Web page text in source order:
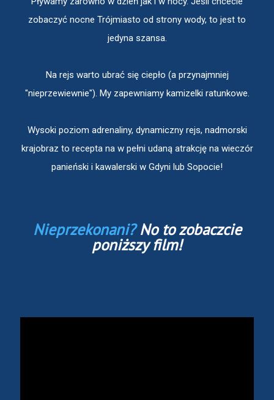
zobaczyć nocne Trójmiasto od strony wody, to jest to
jedyna szansa.
Na rejs warto ubrać się ciepło (a przynajmniej
"nieprzewiewnie"). My zapewniamy kamizelki ratunkowe.
Wysoki poziom adrenaliny, dynamiczny rejs, nadmorski
krajobraz to recepta na w pełni udaną atrakcję na wieczór
panieński i kawalerski w Gdyni lub Sopocie!
Nieprzekonani?No to zobaczcie
poniższy film!